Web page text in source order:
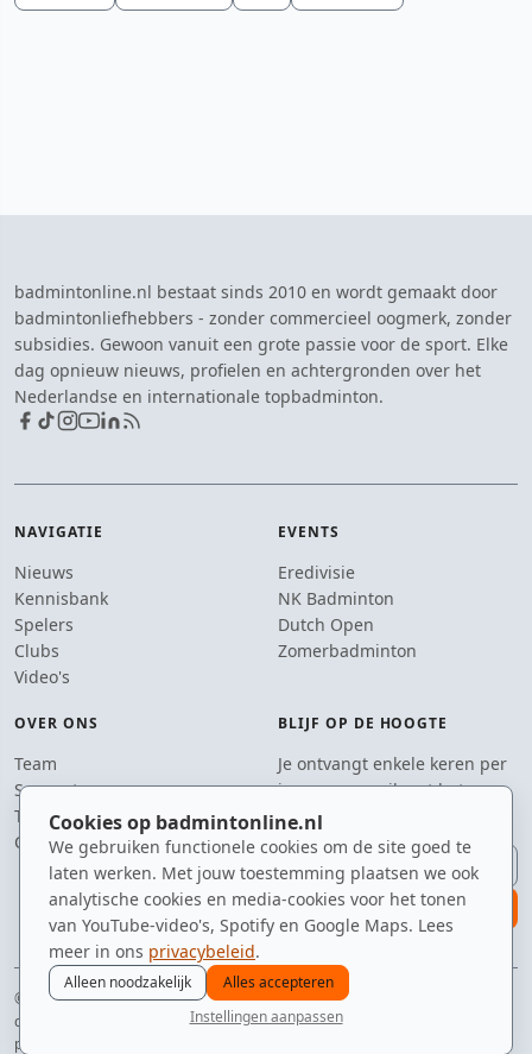
Cookies op badmintonline.nl
We gebruiken functionele cookies om de site goed te
laten werken. Met jouw toestemming plaatsen we ook
analytische cookies en media-cookies voor het tonen
van YouTube-video's, Spotify en Google Maps. Lees
meer in ons privacybeleid.
Alleen noodzakelijk
Alles accepteren
Instellingen aanpassen
badmintonline.nl bestaat sinds 2010 en wordt gemaakt door
badmintonliefhebbers - zonder commercieel oogmerk, zonder
subsidies. Gewoon vanuit een grote passie voor de sport. Elke
dag opnieuw nieuws, profielen en achtergronden over het
Nederlandse en internationale topbadminton.
NAVIGATIE
Nieuws
Kennisbank
Spelers
Clubs
Video's
EVENTS
Eredivisie
NK Badminton
Dutch Open
Zomerbadminton
OVER ONS
Team
Supporters
Tip de redactie
Contact
BLIJF OP DE HOOGTE
Je ontvangt enkele keren per
jaar een e-mail met het
laatste badmintonnieuws.
E-mailadres
aanmelden
© 2010–2026 badmintonline.nl · beter in online nieuws dan in
conditietraining
privacy
spelers ranglijst zomer